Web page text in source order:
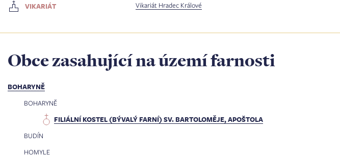
VIKARIÁT Vikariát Hradec Králové
Obce zasahující na území farnosti
BOHARYNĚ
BOHARYNĚ
FILIÁLNÍ KOSTEL (BÝVALÝ FARNÍ) SV. BARTOLOMĚJE, APOŠTOLA
BUDÍN
HOMYLE